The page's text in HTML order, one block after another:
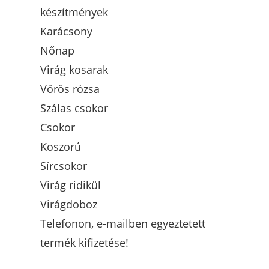
készítmények
Karácsony
Nőnap
Virág kosarak
Vörös rózsa
Szálas csokor
Csokor
Koszorú
Sírcsokor
Virág ridikül
Virágdoboz
Telefonon, e-mailben egyeztetett
termék kifizetése!